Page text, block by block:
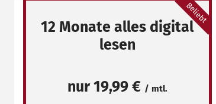
Beliebt
12 Monate alles digital
lesen
nur 19,99 € / mtl.